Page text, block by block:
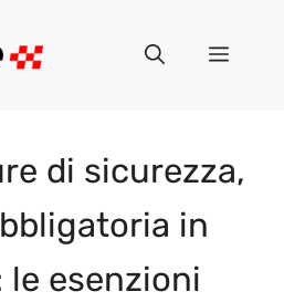
Menu
di sicurezza,
in
esenzioni